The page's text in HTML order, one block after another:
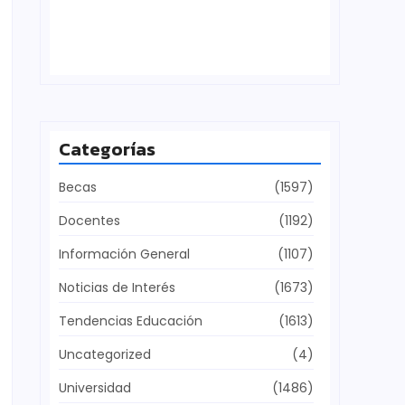
Categorías
Becas
(1597)
Docentes
(1192)
Información General
(1107)
Noticias de Interés
(1673)
Tendencias Educación
(1613)
Uncategorized
(4)
Universidad
(1486)